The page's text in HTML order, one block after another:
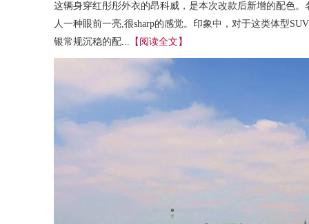
这辆身穿红彤彤外衣的昂科威，是本次改款后新增的配色
人一种眼前一亮,很sharp的感觉。印象中，对于这类体型
银常规沉稳的配... 【阅读全文】